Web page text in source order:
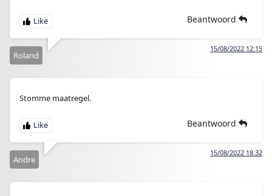
Beantwoord
15/08/2022 12:15
Roland
Stomme maatregel.
Beantwoord
15/08/2022 18:32
Andre